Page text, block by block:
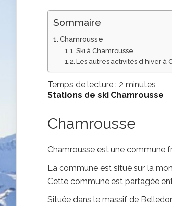
Sommaire
Chamrousse
Ski à Chamrousse
Les autres activités d’hiver à
Temps de lecture : 2 minutes
Stations de ski Chamrousse
Chamrousse
Chamrousse est une commune
La commune est situé sur la
Cette commune est partagée
Située dans le massif de